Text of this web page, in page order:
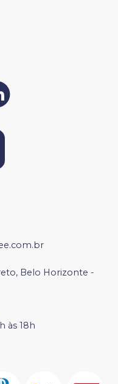
Belo Horizonte -
às 18h